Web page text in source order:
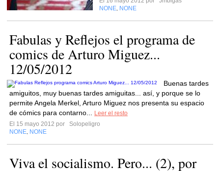
NONE NONE
Fabulas y Reflejos el programa de
comics de Arturo Miguez...
12/05/2012
Buenas tardes
amiguitos, muy buenas tardes amiguitas... así, y porque se lo
permite Angela Merkel, Arturo Miguez nos presenta su espacio
de cómics para contarno...
Leer el resto
El 15 mayo 2012 por
Solopeligro
NONE NONE
Viva el socialismo. Pero... (2), por